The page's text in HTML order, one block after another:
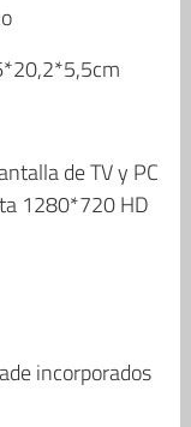
de TV y PC
1280*720 HD
incorporados